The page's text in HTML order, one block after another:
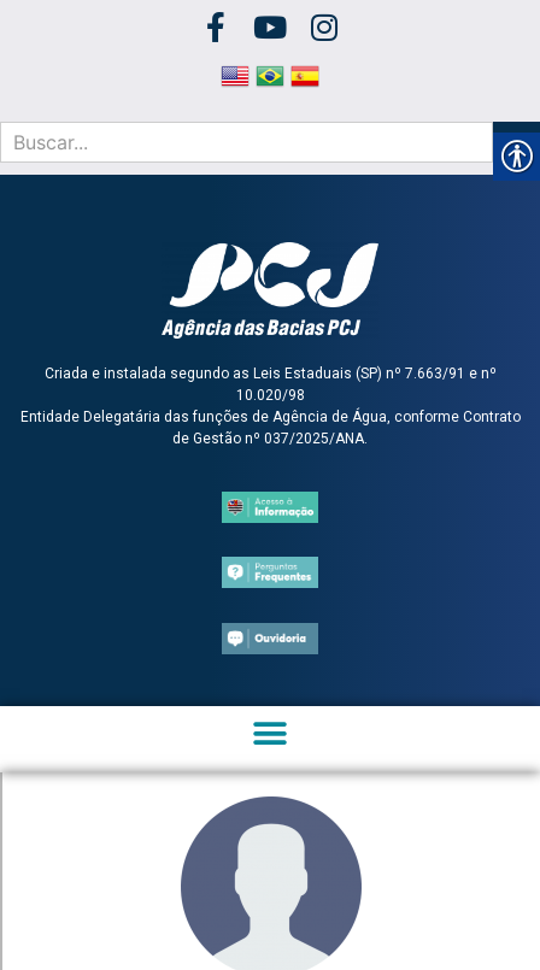
Criada e instalada segundo as Leis Estaduais (SP) nº 7.663/91 e nº
10.020/98
Entidade Delegatária das funções de Agência de Água, conforme Contrato
de Gestão nº 037/2025/ANA.